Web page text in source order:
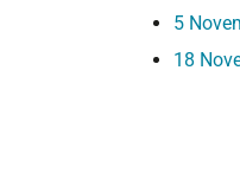
5
18